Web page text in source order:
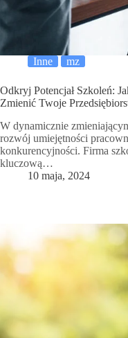
Inne mz
Odkryj Potencjał Szkoleń:
Zmienić Twoje
W dynamicznie
rozwój umiejętności
konkurencyjności. Firma
kluczową…
10 maja, 2024